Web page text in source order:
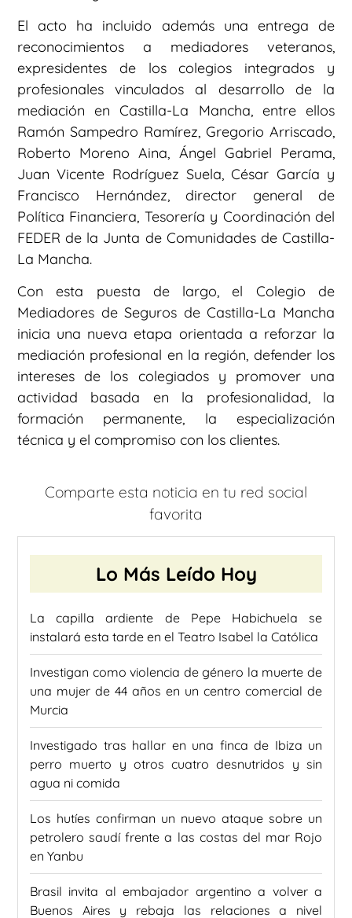
El acto ha incluido además una entrega de
reconocimientos a mediadores veteranos,
expresidentes de los colegios integrados y
profesionales vinculados al desarrollo de la
mediación en Castilla-La Mancha, entre ellos
Ramón Sampedro Ramírez, Gregorio Arriscado,
Roberto Moreno Aina, Ángel Gabriel Perama,
Juan Vicente Rodríguez Suela, César García y
Francisco Hernández, director general de
Política Financiera, Tesorería y Coordinación del
FEDER de la Junta de Comunidades de Castilla-
La Mancha.
Con esta puesta de largo, el Colegio de
Mediadores de Seguros de Castilla-La Mancha
inicia una nueva etapa orientada a reforzar la
mediación profesional en la región, defender los
intereses de los colegiados y promover una
actividad basada en la profesionalidad, la
formación permanente, la especialización
técnica y el compromiso con los clientes.
Comparte esta noticia en tu red social
favorita
Lo Más Leído Hoy
La capilla ardiente de Pepe Habichuela se
instalará esta tarde en el Teatro Isabel la Católica
Investigan como violencia de género la muerte de
una mujer de 44 años en un centro comercial de
Murcia
Investigado tras hallar en una finca de Ibiza un
perro muerto y otros cuatro desnutridos y sin
agua ni comida
Los hutíes confirman un nuevo ataque sobre un
petrolero saudí frente a las costas del mar Rojo
en Yanbu
Brasil invita al embajador argentino a volver a
Buenos Aires y rebaja las relaciones a nivel